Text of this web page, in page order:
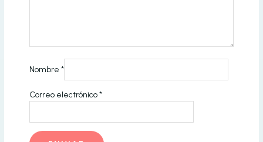
Nombre*
Correo electrónico*